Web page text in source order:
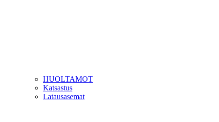
HUOLTAMOT
Katsastus
Latausasemat